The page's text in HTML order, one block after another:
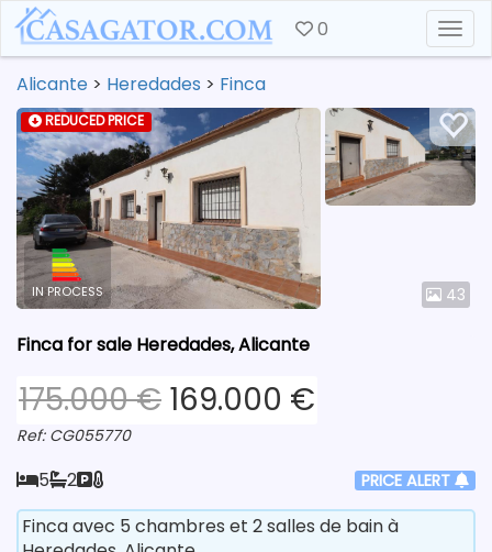
0
Alicante > Heredades > Finca
43
REDUCED PRICE
IN PROCESS
Finca for sale Heredades, Alicante
175.000 € 169.000 €
Ref: CG055770
5 2 PRICE ALERT
Finca avec 5 chambres et 2 salles de bain à